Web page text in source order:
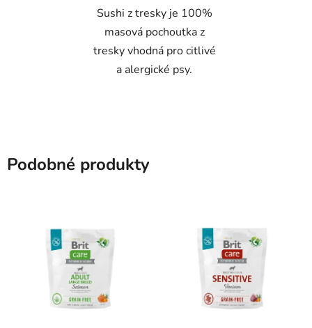
Sushi z tresky je 100%
masová pochoutka z
tresky vhodná pro citlivé
a alergické psy.
Podobné produkty